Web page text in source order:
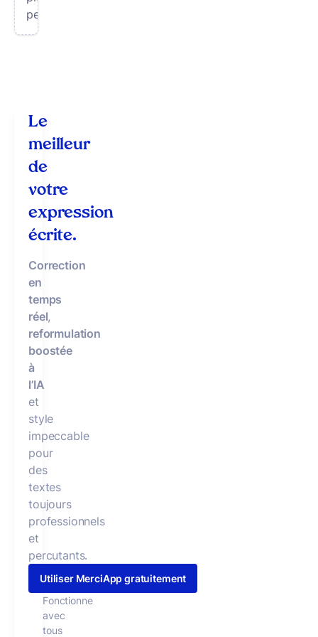
personnalisée.
Le
meilleur
de
votre
expression
écrite.
Correction
en
temps
réel,
reformulation
boostée
à
l’IA
et
style
impeccable
pour
des
textes
toujours
professionnels
et
percutants.
Utiliser MerciApp gratuitement
Fonctionne
avec
tous